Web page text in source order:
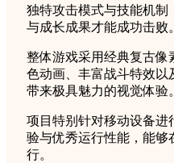
独特攻击模式与技能机制
与成长成果才能成功击败。
整体游戏采用经典复古像
色动画、丰富战斗特效以
带来极具魅力的视觉体验。
项目特别针对移动设备进
验与优秀运行性能，能够
行。